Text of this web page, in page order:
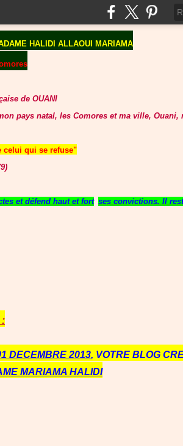
HALIDI ALLAOUI MARIAMA
de OUANI
pays natal, les Comores et ma ville, Ouani,
celui qui se refuse"
et défend haut et fort ses convictions. Il
:
DECEMBRE 2013, VOTRE BLOG
MARIAMA HALIDI